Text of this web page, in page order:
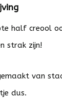
half creool
strak zijn!
van
dus.